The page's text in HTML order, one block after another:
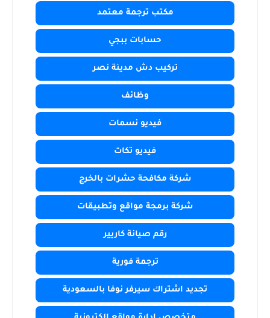
مكتب ترجمة معتمد
حسابات ببجي
تركيب دش مدينة نصر
وظائف
فيديو نسمات
فيديو تكات
شركة مكافحة حشرات بالخرج
شركة برمجة مواقع وتطبيقات
رقم صيانة كاريير
ترجمة فورية
تجديد اشتراك سيرفر نوفا بالسعودية